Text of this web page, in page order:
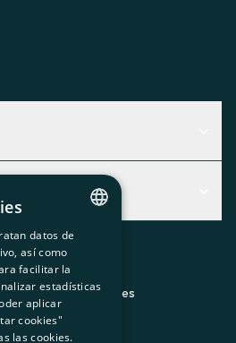
encaja mejor
Política de cookies
CATALAN
SPANISH
GL
BASQUE
datos de
así como
facilitar la
estadísticas
aplicar
cookies"
las cookies.